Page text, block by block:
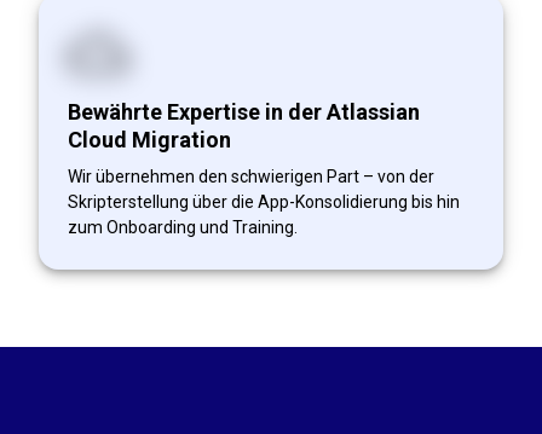
Bewährte Expertise in der Atlassian
Cloud Migration
Wir übernehmen den schwierigen Part – von der
Skripterstellung über die App-Konsolidierung bis hin
zum Onboarding und Training.